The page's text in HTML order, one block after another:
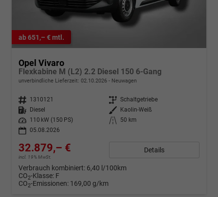
ab 651,– € mtl.
Opel Vivaro
Flexkabine M (L2) 2.2 Diesel 150 6-Gang
unverbindliche Lieferzeit: 02.10.2026 Neuwagen
Fahrzeugnr. 1310121 Getriebe Schaltgetriebe
Kraftstoff
Diesel Außenfarbe
Kaolin-Weiß
Leistung
110 kW (150 PS) Kilometerstand
50 km
05.08.2026
32.879,– €
incl. 19% MwSt.
Details
Verbrauch kombiniert: 6,40 l/100km
CO2-Klasse: F
CO2-Emissionen: 169,00 g/km